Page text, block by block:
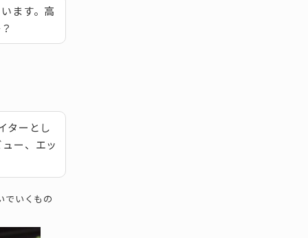
ます。高
ターとし
ー、エッ
でいくもの